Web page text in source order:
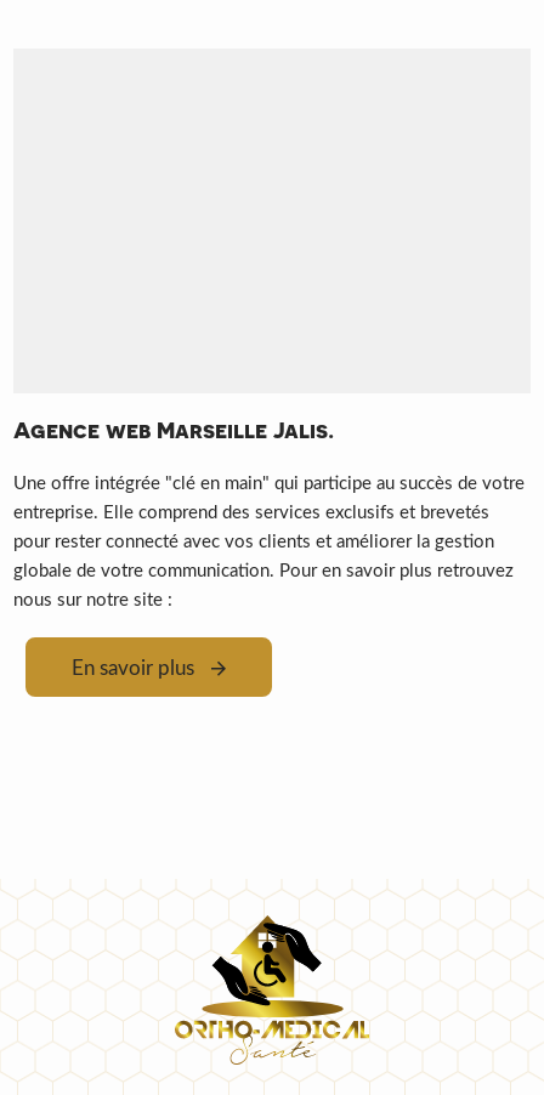
Agence web Marseille Jalis.
Une offre intégrée "clé en main" qui participe au succès de votre
entreprise. Elle comprend des services exclusifs et brevetés
pour rester connecté avec vos clients et améliorer la gestion
globale de votre communication. Pour en savoir plus retrouvez
nous sur notre site :
En savoir plus